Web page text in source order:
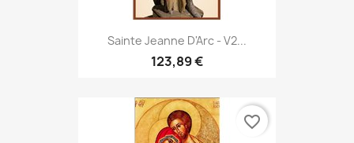
Sainte Jeanne D'Arc - V2...
123,89 €
favorite_border